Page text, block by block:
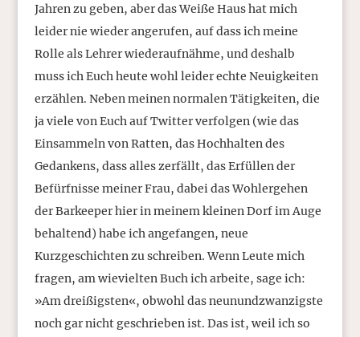
Jahren zu geben, aber das Weiße Haus hat mich
leider nie wieder angerufen, auf dass ich meine
Rolle als Lehrer wiederaufnähme, und deshalb
muss ich Euch heute wohl leider echte Neuigkeiten
erzählen. Neben meinen normalen Tätigkeiten, die
ja viele von Euch auf Twitter verfolgen (wie das
Einsammeln von Ratten, das Hochhalten des
Gedankens, dass alles zerfällt, das Erfüllen der
Befürfnisse meiner Frau, dabei das Wohlergehen
der Barkeeper hier in meinem kleinen Dorf im Auge
behaltend) habe ich angefangen, neue
Kurzgeschichten zu schreiben. Wenn Leute mich
fragen, am wievielten Buch ich arbeite, sage ich:
»Am dreißigsten«, obwohl das neunundzwanzigste
noch gar nicht geschrieben ist. Das ist, weil ich so